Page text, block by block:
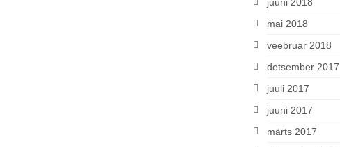
mai 2018
veebruar 2018
detsember 2017
juuli 2017
juuni 2017
märts 2017